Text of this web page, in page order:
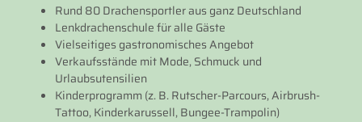
Rund 80 Drachensportler aus ganz Deutschland
Lenkdrachenschule für alle Gäste
Vielseitiges gastronomisches Angebot
Verkaufsstände mit Mode, Schmuck und
Urlaubsutensilien
Kinderprogramm (z. B. Rutscher-Parcours, Airbrush-
Tattoo, Kinderkarussell, Bungee-Trampolin)